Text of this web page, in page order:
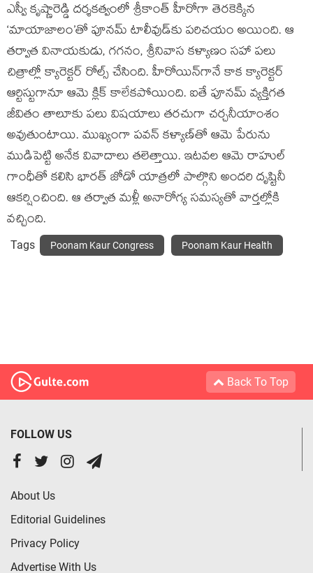
ఎస్వీ కృష్ణారెడ్డి దర్శకత్వంలో శ్రీకాంత్ హీరోగా తెరకెక్కిన
‘మాయాజాలం’తో పూనమ్ టాలీవుడ్‌కు పరిచయం అయింది. ఆ
తర్వాత వినాయకుడు, గగనం, శ్రీనివాస కళ్యాణం సహా పలు
చిత్రాల్లో క్యారెక్టర్ రోల్స్ చేసింది. హీరోయిన్‌గానే కాక క్యారెక్టర్
ఆర్టిస్టుగానూ ఆమె క్లిక్ కాలేకపోయింది. ఐతే పూనమ్ వ్యక్తిగత
జీవితం తాలూకు పలు విషయాలు తరచుగా చర్చనీయాంశం
అవుతుంటాయి. ముఖ్యంగా పవన్ కళ్యాణ్‌తో ఆమె పేరును
ముడిపెట్టి అనేక వివాదాలు తలెత్తాయి. ఇటవల ఆమె రాహుల్
గాంధీతో కలిసి భారత్ జోడో యాత్రలో పాల్గొని అందరి దృష్టినీ
ఆకర్షించింది. ఆ తర్వాత మళ్లీ అనారోగ్య సమస్యతో వార్తల్లోకి
వచ్చింది.
Tags Poonam Kaur Congress Poonam Kaur Health
Back To Top
FOLLOW US
About Us
Editorial Guidelines
Privacy Policy
Advertise With Us